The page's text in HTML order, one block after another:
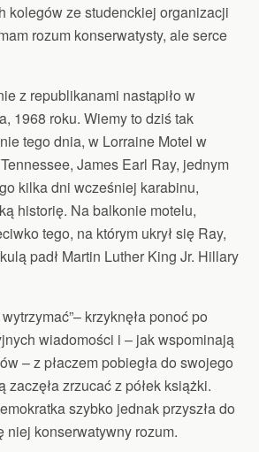
kolegów ze studenckiej organizacji
rozum konserwatysty, ale serce
z republikanami nastąpiło w
1968 roku. Wiemy to dziś tak
tego dnia, w Lorraine Motel w
James Earl Ray, jednym
kilka dni wcześniej karabinu,
historię. Na balkonie motelu,
tego, na którym ukrył się Ray,
padł Martin Luther King Jr. Hillary
krzyknęła ponoć po
wiadomości i – jak wspominają
– z płaczem pobiegła do swojego
zaczęła zrzucać z półek książki.
szybko jednak przyszła do
niej konserwatywny rozum.